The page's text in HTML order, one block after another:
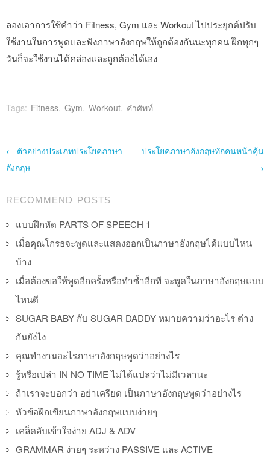
ลองเอาการใช้คำว่า Fitness, Gym และ Workout ไปประยุกต์ปรับ
ใช้งานในการพูดและฟังภาษาอังกฤษให้ถูกต้องกันนะทุกคน ฝึกทุกๆ
วันก็จะใช้งานได้คล่องและถูกต้องได้เอง
Tags: Fitness, Gym, Workout, คำศัพท์
Post navigation
← ตัวอย่างประเภทประโยคภาษา
อังกฤษ
ประโยคภาษาอังกฤษทักคนหน้าคุ้น
→
RECOMMEND POSTS
แบบฝึกหัด PARTS OF SPEECH 1
เมื่อคุณโกรธจะพูดและแสดงออกเป็นภาษาอังกฤษได้แบบไหน
บ้าง
เมื่อต้องขอให้พูดอีกครั้งหรือทำซ้ำอีกที จะพูดในภาษาอังกฤษแบบ
ไหนดี
SUGAR BABY กับ SUGAR DADDY หมายความว่าอะไร ต่าง
กันยังไง
คุณทำงานอะไรภาษาอังกฤษพูดว่าอย่างไร
รู้หรือเปล่า IN NO TIME ไม่ได้แปลว่าไม่มีเวลานะ
ถ้าเราจะบอกว่า อย่าเครียด เป็นภาษาอังกฤษพูดว่าอย่างไร
หัวข้อฝึกเขียนภาษาอังกฤษแบบง่ายๆ
เคล็ดลับเข้าใจง่าย ADJ & ADV
GRAMMAR ง่ายๆ ระหว่าง PASSIVE และ ACTIVE